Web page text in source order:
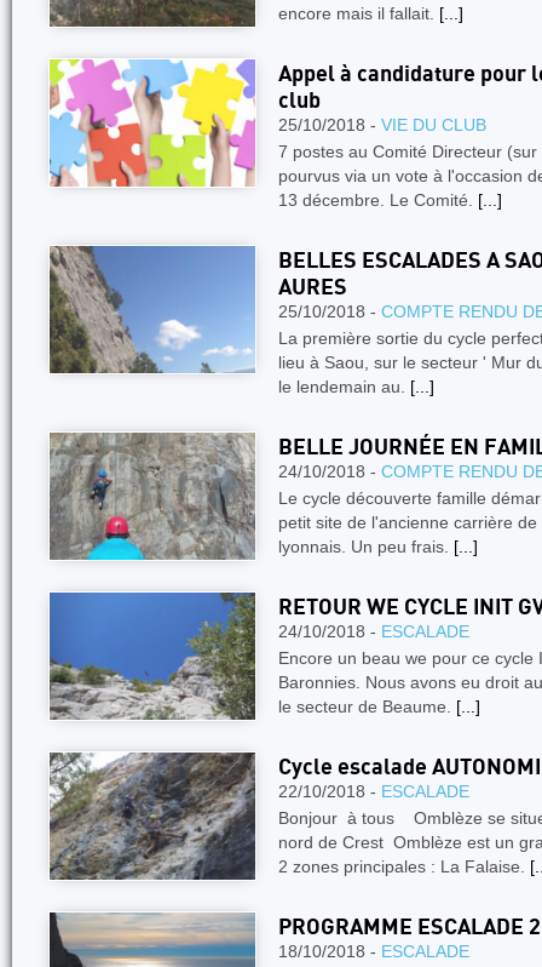
encore mais il fallait. [...]
Appel à candidature pour
club
25/10/2018 - VIE DU CLUB
7 postes au Comité Directeur
pourvus via un vote à l'occasion
13 décembre. Le Comité. [...]
BELLES ESCALADES A
AURES
25/10/2018 - COMPTE RENDU
La première sortie du cycle
lieu à Saou, sur le secteur ' Mur
le lendemain au. [...]
BELLE JOURNÉE EN
24/10/2018 - COMPTE RENDU
Le cycle découverte famille
petit site de l'ancienne carrière
lyonnais. Un peu frais. [...]
RETOUR WE CYCLE INIT
24/10/2018 - ESCALADE
Encore un beau we pour ce
Baronnies. Nous avons eu droit
le secteur de Beaume. [...]
Cycle escalade
22/10/2018 - ESCALADE
Bonjour à tous Omblèze se
nord de Crest Omblèze est un
2 zones principales : La Falaise.
PROGRAMME ESCALADE
18/10/2018 - ESCALADE